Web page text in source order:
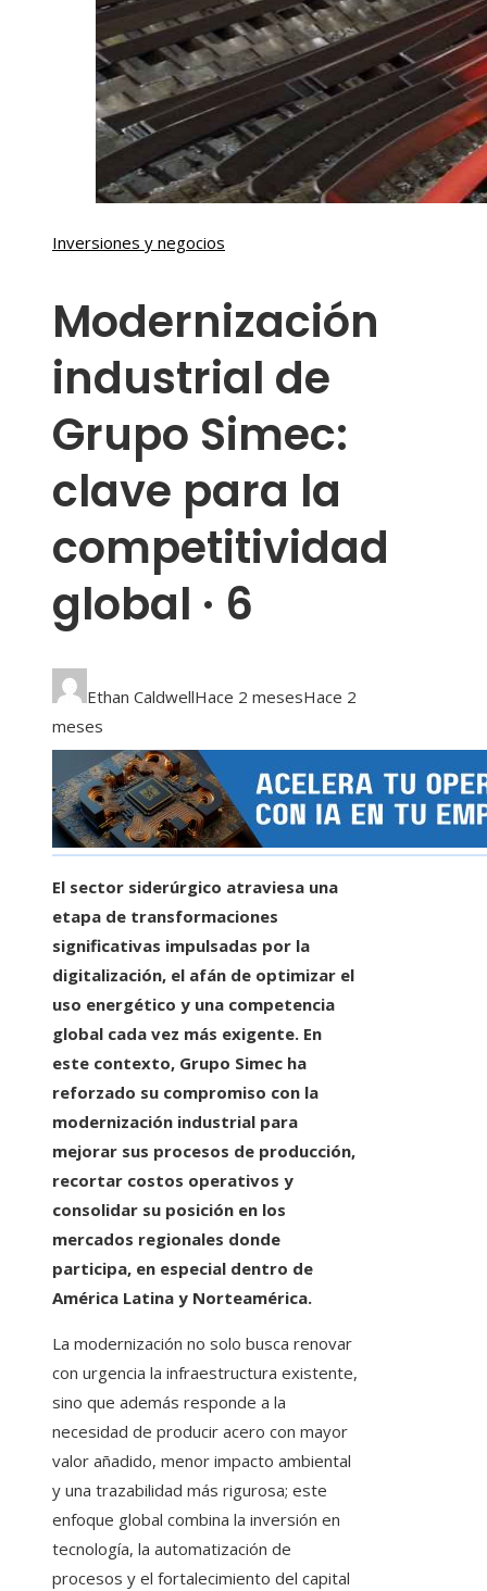
Inversiones y negocios
Modernización
industrial de
Grupo Simec:
clave para la
competitividad
global · 6
Ethan CaldwellHace 2 mesesHace 2
meses
El sector siderúrgico atraviesa una
etapa de transformaciones
significativas impulsadas por la
digitalización, el afán de optimizar el
uso energético y una competencia
global cada vez más exigente. En
este contexto, Grupo Simec ha
reforzado su compromiso con la
modernización industrial para
mejorar sus procesos de producción,
recortar costos operativos y
consolidar su posición en los
mercados regionales donde
participa, en especial dentro de
América Latina y Norteamérica.
La modernización no solo busca renovar
con urgencia la infraestructura existente,
sino que además responde a la
necesidad de producir acero con mayor
valor añadido, menor impacto ambiental
y una trazabilidad más rigurosa; este
enfoque global combina la inversión en
tecnología, la automatización de
procesos y el fortalecimiento del capital